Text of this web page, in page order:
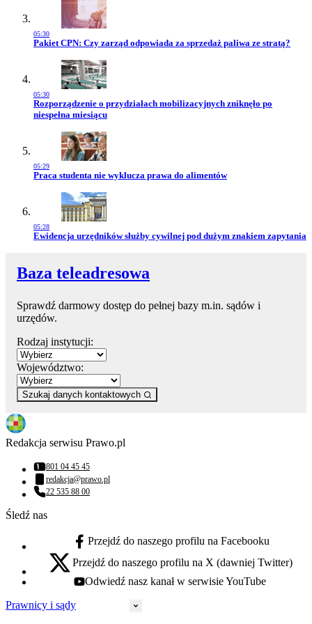
05:30
Przejdź do artykułu:
Pakiet CPN: Czy zarząd odpowiada za sprzedaż paliwa ze stratą?
05:30
Przejdź do artykułu:
Rozporządzenie o przydziałach mobilizacyjnych zniknęło po
niespełna miesiącu
05:29
Przejdź do artykułu:
Praca studenta nie wyklucza prawa do alimentów
05:28
Przejdź do artykułu:
Ewidencja urzędników służby cywilnej pod dużym znakiem zapytania
Baza teleadresowa
Sprawdź darmowy dostęp do pełnej bazy m.in. sądów i
urzędów.
Rodzaj instytucji:
Województwo:
Szukaj danych kontaktowych
Redakcja serwisu Prawo.pl
Numer telefonu:
801 04 45 45
Adres email:
redakcja@prawo.pl
Numer telefonu:
22 535 88 00
Śledź nas
facebook - otwiera się w nowej karcie
Przejdź do naszego profilu na Facebooku
x - otwiera się w nowej karcie
Przejdź do naszego profilu na X (dawniej Twitter)
youtube - otwiera się w nowej karcie
Odwiedź nasz kanał w serwisie YouTube
Prawnicy i sądy